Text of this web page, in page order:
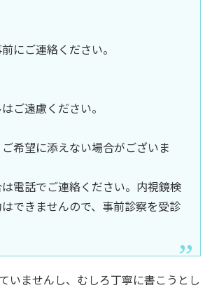
にご連絡ください。
ご遠慮ください。
希望に添えない場合がございま
電話でご連絡ください。内視鏡検
できませんので、事前診察を受診
いませんし、むしろ丁寧に書こうとし